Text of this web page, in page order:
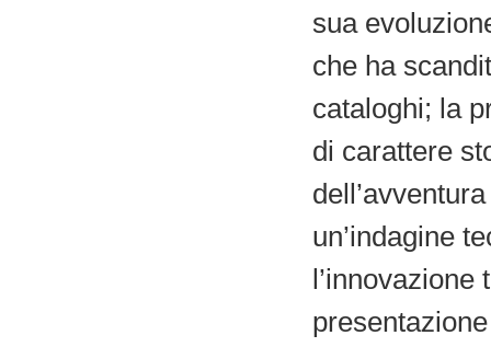
sua
che ha
cataloghi; la
di carattere
un’indagine